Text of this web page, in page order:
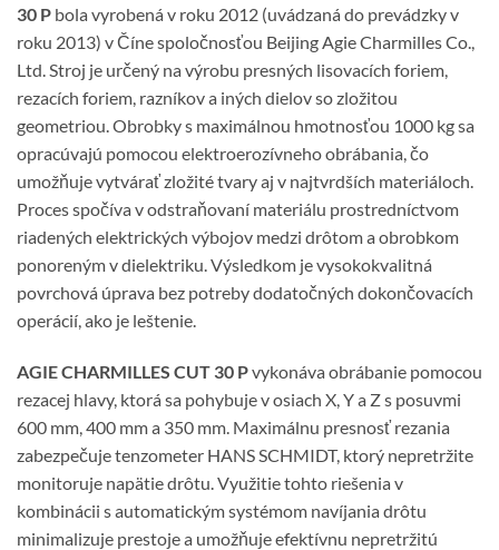
30 P bola vyrobená v roku 2012 (uvádzaná do prevádzky v
roku 2013) v Číne spoločnosťou Beijing Agie Charmilles Co.,
Ltd. Stroj je určený na výrobu presných lisovacích foriem,
rezacích foriem, razníkov a iných dielov so zložitou
geometriou. Obrobky s maximálnou hmotnosťou 1000 kg sa
opracúvajú pomocou elektroerozívneho obrábania, čo
umožňuje vytvárať zložité tvary aj v najtvrdších materiáloch.
Proces spočíva v odstraňovaní materiálu prostredníctvom
riadených elektrických výbojov medzi drôtom a obrobkom
ponoreným v dielektriku. Výsledkom je vysokokvalitná
povrchová úprava bez potreby dodatočných dokončovacích
operácií, ako je leštenie.
AGIE CHARMILLES CUT 30 Pvykonáva obrábanie pomocou
rezacej hlavy, ktorá sa pohybuje v osiach X, Y a Z s posuvmi
600 mm, 400 mm a 350 mm. Maximálnu presnosť rezania
zabezpečuje tenzometer HANS SCHMIDT, ktorý nepretržite
monitoruje napätie drôtu. Využitie tohto riešenia v
kombinácii s automatickým systémom navíjania drôtu
minimalizuje prestoje a umožňuje efektívnu nepretržitú